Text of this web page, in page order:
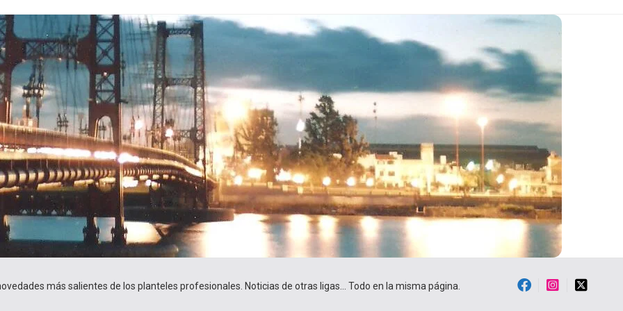
más salientes de los planteles profesionales. Noticias de otras ligas… Todo en la misma página.